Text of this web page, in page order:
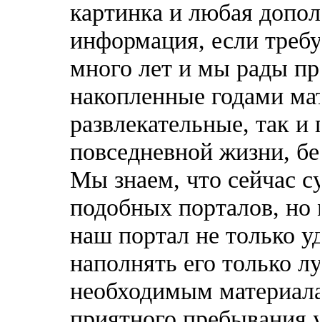
картинка и любая
информация, если
много лет и мы рады
накопленные годами
развлекательные, так
повседневной жизни,
Мы знаем, что сейчас
подобных порталов, но
наш портал не только
наполнять его только
необходимым